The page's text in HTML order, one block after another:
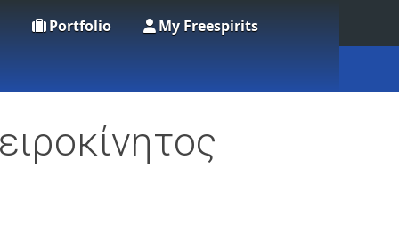
Portfolio My Freespirits